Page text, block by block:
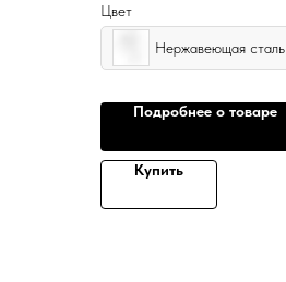
Цвет
Нержавеющая сталь
Подробнее о товаре
Купить